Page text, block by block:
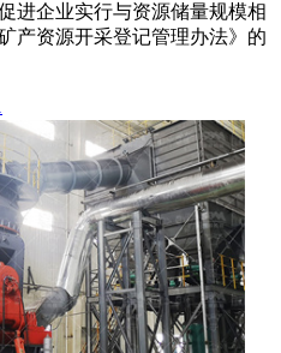
进企业实行与资源储量规模相
产资源开采登记管理办法》的